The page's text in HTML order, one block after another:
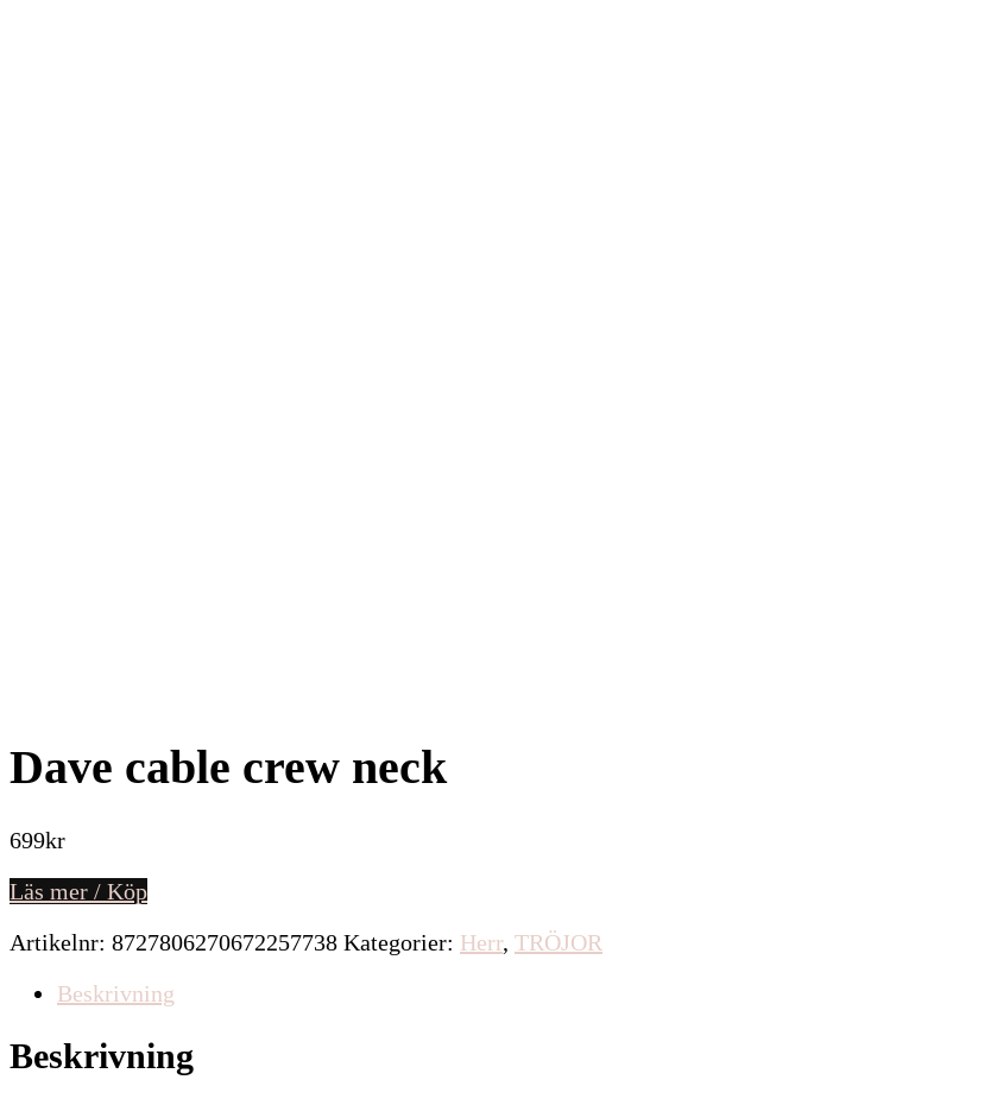
Dave cable crew neck
699kr
Läs mer / Köp
Artikelnr: 8727806270672257738 Kategorier: Herr, TRÖJOR
Beskrivning
Beskrivning